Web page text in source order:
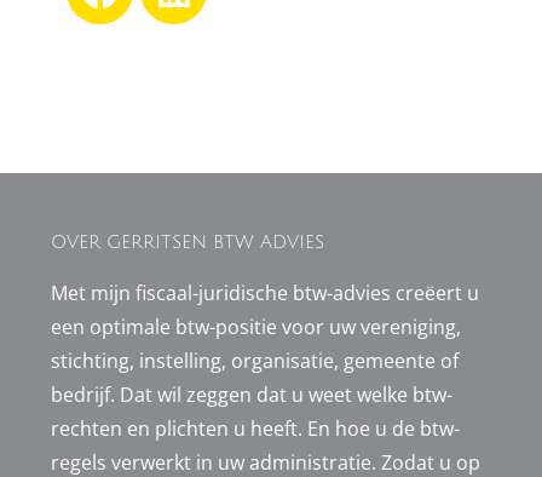
OVER GERRITSEN BTW ADVIES
Met mijn fiscaal-juridische btw-advies creëert u
een optimale btw-positie voor uw vereniging,
stichting, instelling, organisatie, gemeente of
bedrijf. Dat wil zeggen dat u weet welke btw-
rechten en plichten u heeft. En hoe u de btw-
regels verwerkt in uw administratie. Zodat u op